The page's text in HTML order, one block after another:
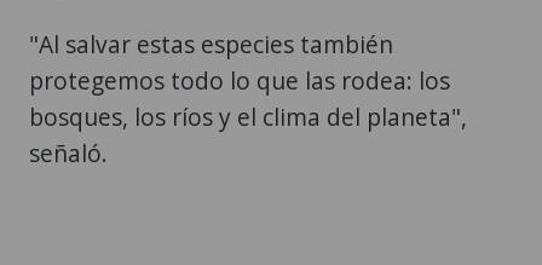
"Al salvar estas especies también
protegemos todo lo que las rodea: los
bosques, los ríos y el clima del planeta",
señaló.